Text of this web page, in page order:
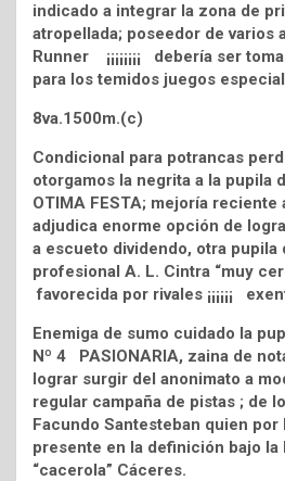
indicado a integrar la zona de
atropellada; poseedor de varios
Runner ¡¡¡¡¡¡¡¡ debería ser
para los temidos juegos
8va.1500m.(c)
Condicional para potrancas
otorgamos la negrita a la pupila
OTIMA FESTA; mejoría reciente
adjudica enorme opción de
a escueto dividendo, otra pupila
profesional A. L. Cintra “muy
favorecida por rivales ¡¡¡¡¡¡
Enemiga de sumo cuidado la
Nº 4 PASIONARIA, zaina de
lograr surgir del anonimato a
regular campaña de pistas ; de
Facundo Santesteban quien
presente en la definición bajo la
“cacerola” Cáceres.